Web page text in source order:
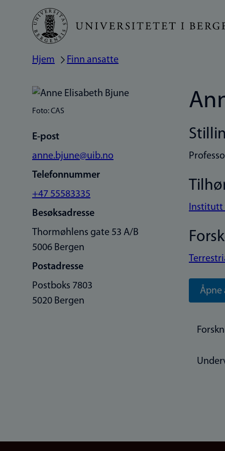
Hopp
hovedinnhold
Navigasjonssti
Hjem Finn ansatte
Foto: CAS
E-post
anne.bjune@uib.no
Telefonnummer
+47 55583335
Besøksadresse
Thormøhlens gate 53 A/B
5006 Bergen
Postadresse
Postboks 7803
5020 Bergen
Institutt
Åpne